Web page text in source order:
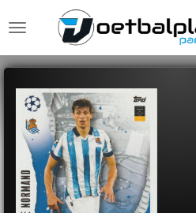
direct
de